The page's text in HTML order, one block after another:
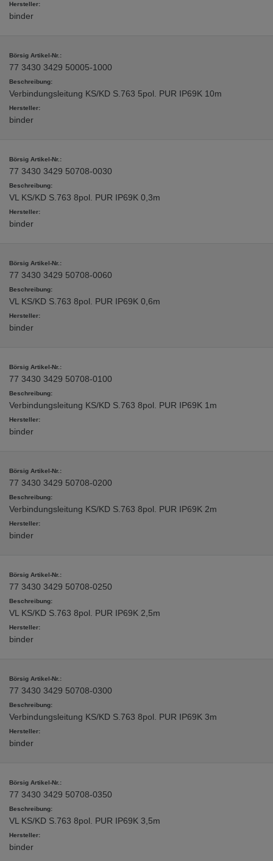
binder
77 3430 3429 50005-1000
Verbindungsleitung KS/KD S.763 5pol. PUR IP69K 10m
binder
77 3430 3429 50708-0030
VL KS/KD S.763 8pol. PUR IP69K 0,3m
binder
77 3430 3429 50708-0060
VL KS/KD S.763 8pol. PUR IP69K 0,6m
binder
77 3430 3429 50708-0100
Verbindungsleitung KS/KD S.763 8pol. PUR IP69K 1m
binder
77 3430 3429 50708-0200
Verbindungsleitung KS/KD S.763 8pol. PUR IP69K 2m
binder
77 3430 3429 50708-0250
VL KS/KD S.763 8pol. PUR IP69K 2,5m
binder
77 3430 3429 50708-0300
Verbindungsleitung KS/KD S.763 8pol. PUR IP69K 3m
binder
77 3430 3429 50708-0350
VL KS/KD S.763 8pol. PUR IP69K 3,5m
binder